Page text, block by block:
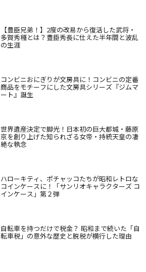
【豊臣兄弟！】2度の改易から復活した武将・
多賀秀種とは？豊臣秀長に仕えた半年間と波乱
の生涯
コンビニおにぎりが文房具に！コンビニの定番
商品をモチーフにした文房具シリーズ『ジムマ
ート』誕生
世界遺産決定で脚光！日本初の巨大都城・藤原
京を創り上げた知られざる女帝・持統天皇の凄
絶な執念
ハローキティ、ポチャッコたちが昭和レトロな
コインケースに！「サンリオキャラクターズ コ
インケース」第２弾
自転車を持つだけで税金？ 昭和まで続いた「自
転車税」の意外な歴史と脱税が横行した理由